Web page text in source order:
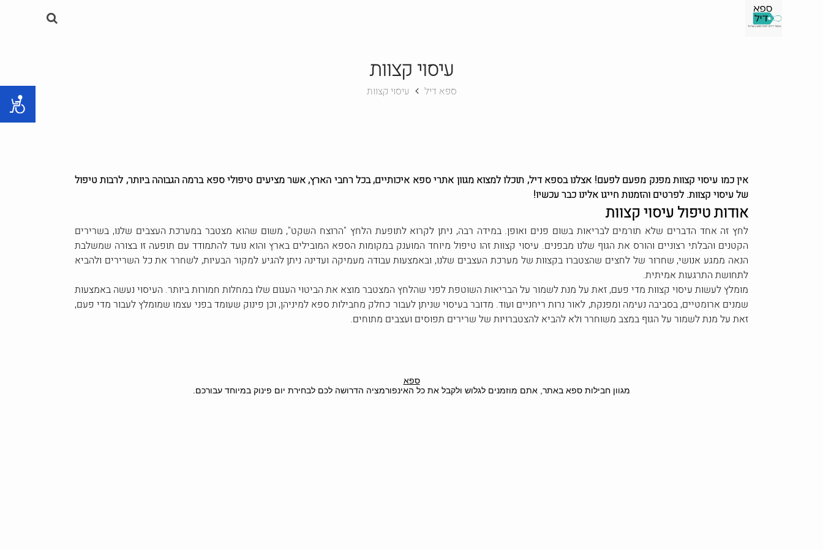
עיסוי קצוות
ספא דיל עיסוי קצוות
אין כמו עיסוי קצוות מפנק מפעם לפעם! אצלנו בספא דיל, תוכלו למצוא מגוון אתרי ספא איכותיים, בכל רחבי הארץ, אשר מציעים טיפולי ספא ברמה הגבוהה ביותר, לרבות טיפול
של עיסוי קצוות. לפרטים והזמנות חייגו אלינו כבר עכשיו!
אודות טיפול עיסוי קצוות
לחץ זה אחד הדברים שלא תורמים לבריאות בשום פנים ואופן. במידה רבה, ניתן לקרוא לתופעת הלחץ "הרוצח השקט", משום שהוא מצטבר במערכת העצבים שלנו, בשרירים
הקטנים והבלתי רצוניים והורס את הגוף שלנו מבפנים. עיסוי קצוות זהו טיפול מיוחד המוענק במקומות הספא המובילים בארץ והוא נועד להתמודד עם תופעה זו בצורה שמשלבת
הנאה ממגע אנושי, שחרור של לחצים שהצטברו בקצוות של מערכת העצבים שלנו, ובאמצעות עבודה מעמיקה ועדינה ניתן להגיע למקור הבעיות, לשחרר את כל השרירים ולהביא
לתחושת התרגעות אמיתית.
מומלץ לעשות עיסוי קצוות מדי פעם, זאת על מנת לשמור על הבריאות השוטפת לפני שהלחץ המצטבר מוצא את הביטוי העגום שלו במחלות חמורות ביותר. העיסוי נעשה באמצעות
שמנים ארומטיים, בסביבה נעימה ומפנקת, לאור נרות ריחניים ועוד. מדובר בעיסוי שניתן לעבור כחלק מחבילות ספא למיניהן, וכן פינוק שעומד בפני עצמו שמומלץ לעבור מדי פעם,
זאת על מנת לשמור על הגוף במצב משוחרר ולא להביא להצטברויות של שרירים תפוסים ועצבים מתוחים.
ספא
מגוון חבילות ספא באתר, אתם מוזמנים לגלוש ולקבל את כל האינפורמציה הדרושה לכם לבחירת יום פינוק במיוחד עבורכם.